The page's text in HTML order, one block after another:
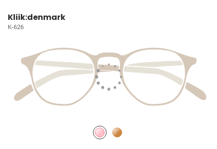
Kliik:denmark
K-626